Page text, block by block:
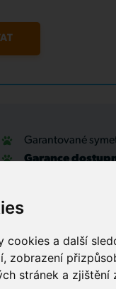
a další
zobrazení
stránek a zjištění
Garantované
Garance
Optické přípojky
IT outsourcing,